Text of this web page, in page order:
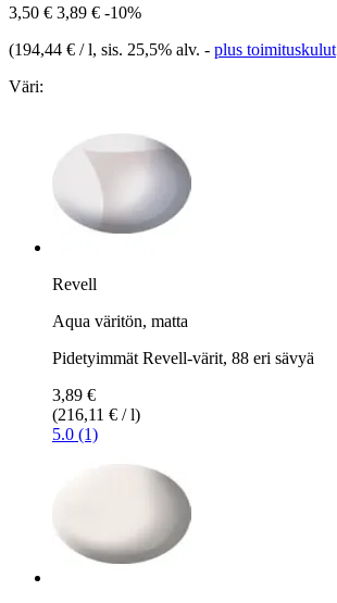
3,50 € 3,89 € -10%
(194,44 € / l, sis. 25,5% alv. - plus toimituskulut
Väri:
Revell
Aqua väritön, matta
Pidetyimmät Revell-värit, 88 eri sävyä
3,89 €
(216,11 € / l)
5.0 (1)